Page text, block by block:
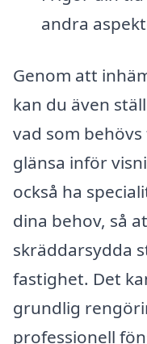
andra
Genom att
kan du även
vad som
glänsa inför
också ha
dina behov, så
skräddarsydda
fastighet. Det
grundlig
professionell